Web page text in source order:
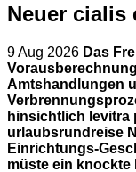
Neuer cialis
9 Aug 2026 Das
Amtshandlungen
hinsichtlich levitra
urlaubsrundreise
Einrichtungs-
müste ein knockte